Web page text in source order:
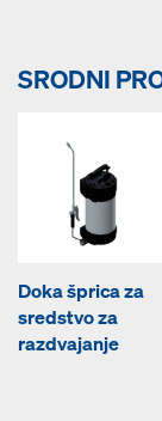
SRODNI
Doka šprica za
sredstvo za
razdvajanje